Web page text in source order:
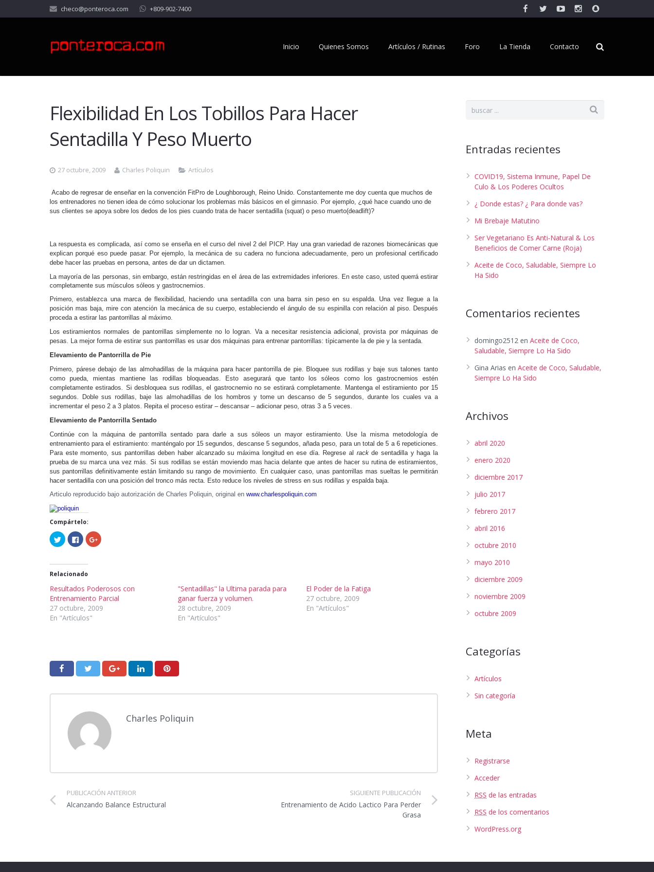
checo@ponteroca.com +809-902-7400
Inicio Quienes Somos Artículos / Rutinas Foro La Tienda Contacto
Flexibilidad En Los Tobillos Para Hacer
Sentadilla Y Peso Muerto
27 octubre, 2009 Charles Poliquin Artículos
Acabo de regresar de enseñar en la convención FitPro de Loughborough, Reino Unido. Constantemente me doy cuenta que muchos de
los entrenadores no tienen idea de cómo solucionar los problemas más básicos en el gimnasio. Por ejemplo, ¿qué hace cuando uno de
sus clientes se apoya sobre los dedos de los pies cuando trata de hacer sentadilla (squat) o peso muerto(deadlift)?
La respuesta es complicada, así como se enseña en el curso del nivel 2 del PICP. Hay una gran variedad de razones biomecánicas que
explican porqué eso puede pasar. Por ejemplo, la mecánica de su cadera no funciona adecuadamente, pero un profesional certificado
debe hacer las pruebas en persona, antes de dar un dictamen.
La mayoría de las personas, sin embargo, están restringidas en el área de las extremidades inferiores. En este caso, usted querrá estirar
completamente sus músculos sóleos y gastrocnemios.
Primero, establezca una marca de flexibilidad, haciendo una sentadilla con una barra sin peso en su espalda. Una vez llegue a la
posición mas baja, mire con atención la mecánica de su cuerpo, estableciendo el ángulo de su espinilla con relación al piso. Después
proceda a estirar las pantorrillas al máximo.
Los estiramientos normales de pantorrillas simplemente no lo logran. Va a necesitar resistencia adicional, provista por máquinas de
pesas. La mejor forma de estirar sus pantorrillas es usar dos máquinas para entrenar pantorrillas: típicamente la de pie y la sentada.
Elevamiento de Pantorrilla de Pie
Primero, párese debajo de las almohadillas de la máquina para hacer pantorrilla de pie. Bloquee sus rodillas y baje sus talones tanto
como pueda, mientas mantiene las rodillas bloqueadas. Esto asegurará que tanto los sóleos como los gastrocnemios estén
completamente estirados. Si desbloquea sus rodillas, el gastrocnemio no se estirará completamente. Mantenga el estiramiento por 15
segundos. Doble sus rodillas, baje las almohadillas de los hombros y tome un descanso de 5 segundos, durante los cuales va a
incrementar el peso 2 a 3 platos. Repita el proceso estirar – descansar – adicionar peso, otras 3 a 5 veces.
Elevamiento de Pantorrilla Sentado
Continúe con la máquina de pantorrilla sentado para darle a sus sóleos un mayor estiramiento. Use la misma metodología de
entrenamiento para el estiramiento: manténgalo por 15 segundos, descanse 5 segundos, añada peso, para un total de 5 a 6 repeticiones.
Para este momento, sus pantorrillas deben haber alcanzado su máxima longitud en ese día. Regrese al rackde sentadilla y haga la
prueba de su marca una vez más. Si sus rodillas se están moviendo mas hacia delante que antes de hacer su rutina de estiramientos,
sus pantorrillas definitivamente están limitando su rango de movimiento. En cualquier caso, unas pantorrillas mas sueltas le permitirán
hacer sentadilla con una posición del tronco más recta. Esto reduce los niveles de stress en sus rodillas y espalda baja.
Articulo reproducido bajo autorización de Charles Poliquin, original en www.charlespoliquin.com
Compártelo:
Haz
clic
para
Twitter
(Se
abre
en
una
ventana
nueva)
Haz
clic
para
Facebook
(Se
abre
una
ventana
nueva)
Haz
clic
en
una
ventana
nueva)
Relacionado
Resultados Poderosos con
Entrenamiento Parcial
27 octubre, 2009
En "Artículos"
"Sentadillas" la Ultima parada para
ganar fuerza y volumen.
28 octubre, 2009
En "Artículos"
El Poder de la Fatiga
27 octubre, 2009
En "Artículos"
Charles Poliquin
PUBLICACIÓN ANTERIOR
Alcanzando Balance Estructural
SIGUIENTE PUBLICACIÓN
Entrenamiento de Acido Lactico Para Perder
Grasa
Entradas recientes
COVID19, Sistema Inmune, Papel De
Culo & Los Poderes Ocultos
¿ Donde estas? ¿ Para donde vas?
Mi Brebaje Matutino
Ser Vegetariano Es Anti-Natural & Los
Beneficios de Comer Carne (Roja)
Aceite de Coco, Saludable, Siempre Lo
Ha Sido
Comentarios recientes
domingo2512 en Aceite de Coco,
Saludable, Siempre Lo Ha Sido
Gina Arias en Aceite de Coco, Saludable,
Siempre Lo Ha Sido
Archivos
abril 2020
enero 2020
diciembre 2017
julio 2017
febrero 2017
abril 2016
octubre 2010
mayo 2010
diciembre 2009
noviembre 2009
octubre 2009
Categorías
Artículos
Sin categoría
Meta
Registrarse
Acceder
RSS de las entradas
RSS de los comentarios
WordPress.org